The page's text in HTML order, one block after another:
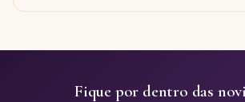
Fique por dentro das